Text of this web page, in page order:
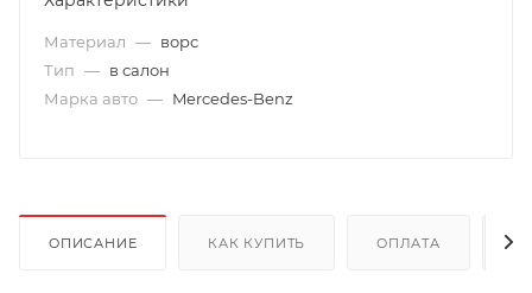
Материал — ворс
Тип — в салон
Марка авто — Mercedes-Benz
ОПИСАНИЕ КАК КУПИТЬ ОПЛАТА